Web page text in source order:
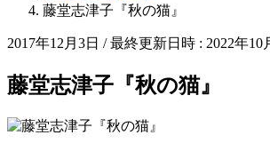
藤堂志津子『秋の猫』
2017年12月3日 / 最終更新日時 : 2022年10
藤堂志津子『秋の猫』